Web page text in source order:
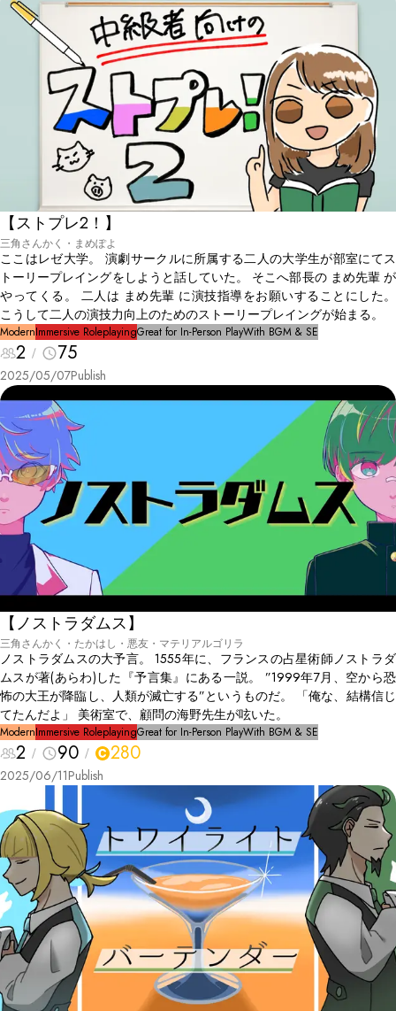
【ストプレ2！】
三角さんかく・まめぽよ
ここはレゼ大学。 演劇サークルに所属する二人の大学生が部室にてス
トーリープレイングをしようと話していた。 そこへ部長の まめ先輩 が
やってくる。 二人は まめ先輩 に演技指導をお願いすることにした。
こうして二人の演技力向上のためのストーリープレイングが始まる。
ModernImmersive RoleplayingGreat for In-Person PlayWith BGM & SE
2 75
2025/05/07Publish
【ノストラダムス】
三角さんかく・たかはし・悪友・マテリアルゴリラ
ノストラダムスの大予言。 1555年に、フランスの占星術師ノストラダ
ムスが著(あらわ)した『予言集』にある一説。 ”1999年7月、空から恐
怖の大王が降臨し、人類が滅亡する”というものだ。 「俺な、結構信じ
てたんだよ」 美術室で、顧問の海野先生が呟いた。
ModernImmersive RoleplayingGreat for In-Person PlayWith BGM & SE
2 90 280
2025/06/11Publish